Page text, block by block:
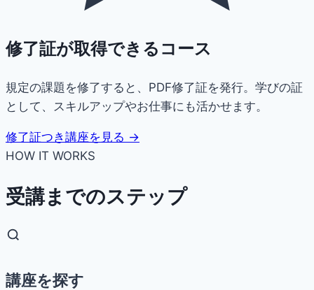
修了証が取得できるコース
規定の課題を修了すると、PDF修了証を発行。学びの証
として、スキルアップやお仕事にも活かせます。
修了証つき講座を見る →
HOW IT WORKS
受講までのステップ
講座を探す